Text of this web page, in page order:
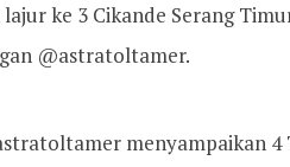
ke 3 Cikande Serang
@astratoltamer.
menyampaikan 4